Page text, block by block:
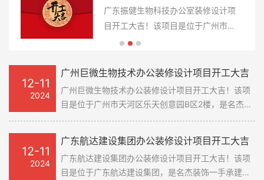
1100平米广州康海企业咨询办公室装
修设计项目开工大吉！该项目是位于
广州市番禺区敏捷广场A栋，是名杰
目。在此感谢广州康海企业咨询公司
对名杰装饰的信赖和支持，我们会按
时保质保量的完成这个项目。名杰装
#广州装修公司#
670平米永恒力叉车（上海）办公楼
装修设计项目开工大吉！该项目是位
于广州市番禺区丰邦智造园6号厂
修设计项目。在此感谢永恒力叉车
（上海公司对名杰装饰的信赖和支
持，我们会按时保质保量的完成这个
出施工标杆。#广州装修公司#
广东振健生物科技办公室装修设计项
目开工大吉！该项目是位于广州市番
禺区新造镇海景路2号创意园，是名杰
目。在此感谢广东振健生物科技公司
对名杰装饰的信赖和支持，我们会按
时保质保量的完成这个项目。名杰装
1100平米广州康海企业咨询办公室装
修设计项目开工大吉！该项目是位于
广州市番禺区敏捷广场A栋，是名杰
目。在此感谢广州康海企业咨询公司
对名杰装饰的信赖和支持，我们会按
时保质保量的完成这个项目。名杰装
#广州装修公司#
670平米永恒力叉车（上海）办公楼
装修设计项目开工大吉！该项目是位
于广州市番禺区丰邦智造园6号厂
修设计项目。在此感谢永恒力叉车
（上海公司对名杰装饰的信赖和支
持，我们会按时保质保量的完成这个
出施工标杆。#广州装修公司#
12-11
2024
广州巨微生物技术办公装修设计项目开工大吉
广州巨微生物技术办公装修设计项目开工大吉！该项
目是位于广州市天河区乐天创意园B区2楼，是名杰装
时保质保量的完成这个项目。名杰装饰一直以来都在
追求卓越，为大家提供更好的设计服务和输出施工标
杆。#广州办公室装修设计公司#
12-11
2024
广东航达建设集团办公装修设计项目开工大吉
广东航达建设集团办公装修设计项目开工大吉！该项
目是位于广东航达建设集团，是名杰装饰一手承建的